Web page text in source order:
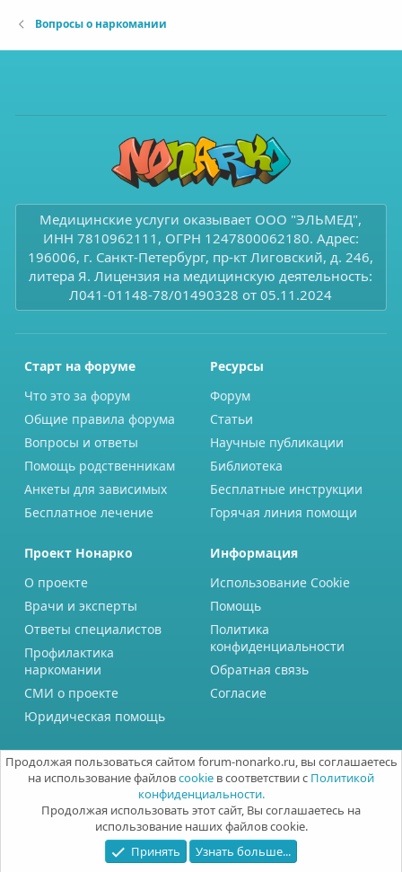
Вопросы о наркомании
Медицинские услуги оказывает ООО "ЭЛЬМЕД",
ИНН 7810962111, ОГРН 1247800062180. Адрес:
196006, г. Санкт-Петербург, пр-кт Лиговский, д. 246,
литера Я. Лицензия на медицинскую деятельность:
Л041-01148-78/01490328 от 05.11.2024
Старт на форуме
Что это за форум
Общие правила форума
Вопросы и ответы
Помощь родственникам
Анкеты для зависимых
Бесплатное лечение
Ресурсы
Форум
Статьи
Научные публикации
Библиотека
Бесплатные инструкции
Горячая линия помощи
Проект Нонарко
О проекте
Врачи и эксперты
Ответы специалистов
Профилактика
наркомании
СМИ о проекте
Юридическая помощь
Информация
Использование Cookie
Помощь
Политика
конфиденциальности
Обратная связь
Согласие
Продолжая пользоваться сайтом forum-nonarko.ru, вы соглашаетесь
на использование файловcookie в соответствии с Политикой
конфиденциальности.
Продолжая использовать этот сайт, Вы соглашаетесь на
использование наших файлов cookie.
Принять
Узнать больше...